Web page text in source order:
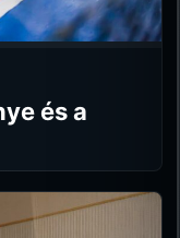
és a